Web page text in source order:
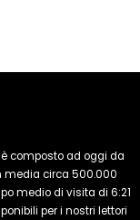
composto ad oggi da
media circa 500.000
medio di visita di 6:21
per i nostri lettori